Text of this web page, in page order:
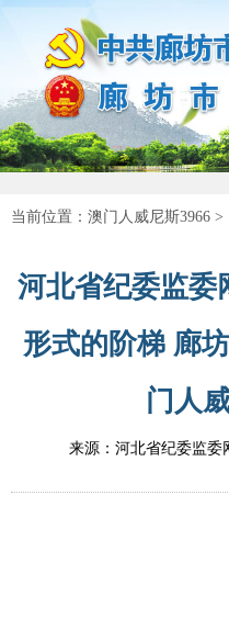
当前位置： 澳门人威尼斯3966 >
河北省纪委监委
形式的阶梯 廊
门人
来源：河北省纪委监委